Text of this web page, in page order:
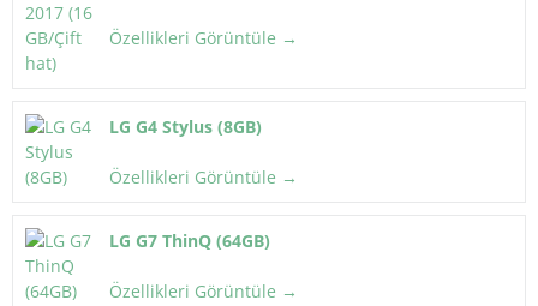
Özellikleri Görüntüle →
LG G4 Stylus (8GB)
Özellikleri Görüntüle →
LG G7 ThinQ (64GB)
Özellikleri Görüntüle →